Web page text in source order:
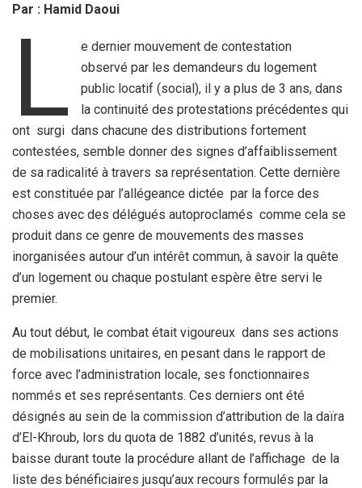
Par : Hamid Daoui
L
e dernier mouvement de contestation
observé par les demandeurs du logement
public locatif (social), il y a plus de 3 ans, dans
la continuité des protestations précédentes qui
ont surgi dans chacune des distributions fortement
contestées, semble donner des signes d’affaiblissement
de sa radicalité à travers sa représentation. Cette dernière
est constituée par l’allégeance dictée par la force des
choses avec des délégués autoproclamés comme cela se
produit dans ce genre de mouvements des masses
inorganisées autour d’un intérêt commun, à savoir la quête
d’un logement ou chaque postulant espère être servi le
premier.
Au tout début, le combat était vigoureux dans ses actions
de mobilisations unitaires, en pesant dans le rapport de
force avec l’administration locale, ses fonctionnaires
nommés et ses représentants. Ces derniers ont été
désignés au sein de la commission d’attribution de la daïra
d’El-Khroub, lors du quota de 1882 d’unités, revus à la
baisse durant toute la procédure allant de l’affichage de la
liste des bénéficiaires jusqu’aux recours formulés par la